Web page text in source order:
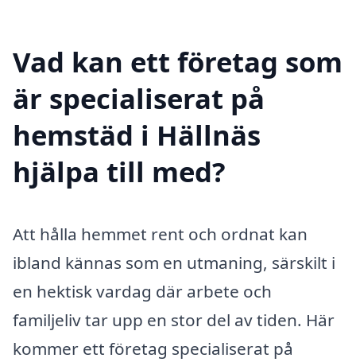
Vad kan ett företag som
är specialiserat på
hemstäd i Hällnäs
hjälpa till med?
Att hålla hemmet rent och ordnat kan
ibland kännas som en utmaning, särskilt i
en hektisk vardag där arbete och
familjeliv tar upp en stor del av tiden. Här
kommer ett företag specialiserat på